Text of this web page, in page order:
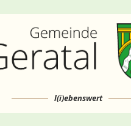
l(i)ebenswert